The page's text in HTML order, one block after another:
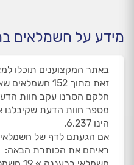
מידע על חשמלאים
זאת מתוך 152
חלקם הסרנו עקב חוות
מספר חוות הדעת
הינו 6,237.
אם הגעתם לדף של
ראיתם את הכותרת הבאה: